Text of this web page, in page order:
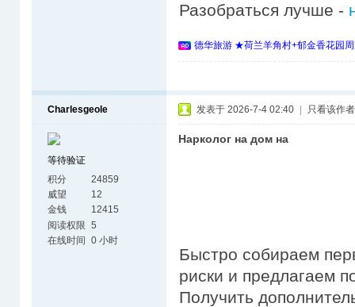
Разобраться лучше -
德华旅游 ★荷兰羊角村+郁金香花园
Charlesgeole
等待验证
积分
24859
威望
12
金钱
12415
阅读权限 5
在线时间 0 小时
发表于 2026-7-4 02:40 只看该作者
Нарколог на дом на
Быстро собираем
риски и предлагаем
Получить